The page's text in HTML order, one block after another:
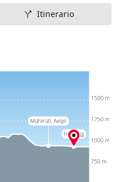
Itinerario